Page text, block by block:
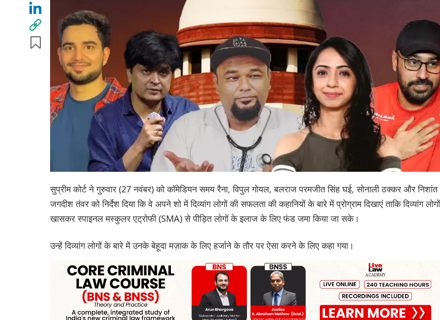
सुप्रीम कोर्ट ने गुरुवार (27 नवंबर) को कॉमेडियन समय रैना, विपुल गोयल, बलराज परमजीत सिंह घई, सोनाली ठक्कर और निशांत
जगदीश तंवर को निर्देश दिया कि वे अपने शो में दिव्यांग लोगों की सफलता की कहानियों के बारे में प्रोग्राम दिखाएं ताकि दिव्यांग
खासकर स्पाइनल मस्कुलर एट्रोफी (SMA) से पीड़ित लोगों के इलाज के लिए फंड जमा किया जा सके।
उन्हें दिव्यांग लोगों के बारे में उनके बेहूदा मज़ाक के लिए हर्जाने के तौर पर ऐसा करने के लिए कहा गया।